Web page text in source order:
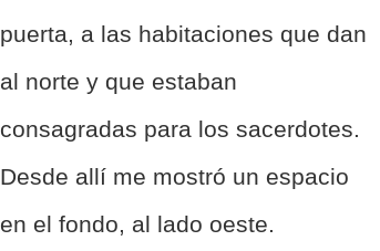
puerta, a las habitaciones que dan
al norte y que estaban
consagradas para los sacerdotes.
Desde allí me mostró un espacio
en el fondo, al lado oeste.